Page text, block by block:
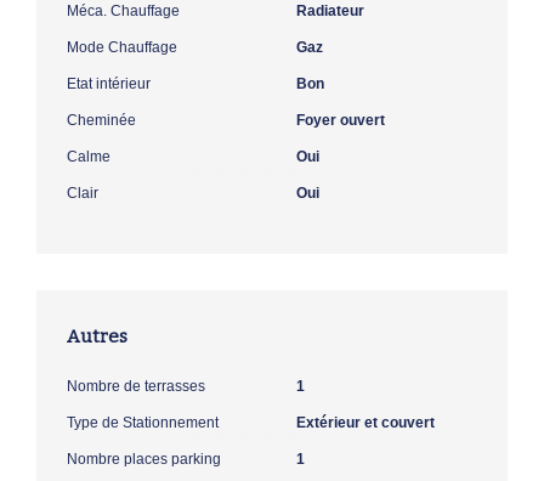
Méca. Chauffage Radiateur
Mode Chauffage Gaz
Etat intérieur Bon
Cheminée Foyer ouvert
Calme Oui
Clair Oui
Autres
Nombre de terrasses 1
Type de Stationnement Extérieur et couvert
Nombre places parking 1